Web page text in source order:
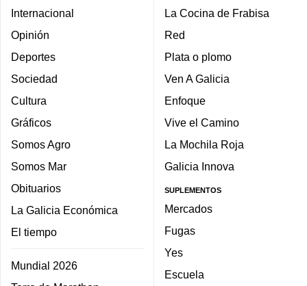
Internacional
Opinión
Deportes
Sociedad
Cultura
Gráficos
Somos Agro
Somos Mar
Obituarios
La Galicia Económica
El tiempo
Mundial 2026
La Cocina de Frabisa
Red
Plata o plomo
Ven A Galicia
Enfoque
Vive el Camino
La Mochila Roja
Galicia Innova
SUPLEMENTOS
Mercados
Fugas
Yes
Escuela